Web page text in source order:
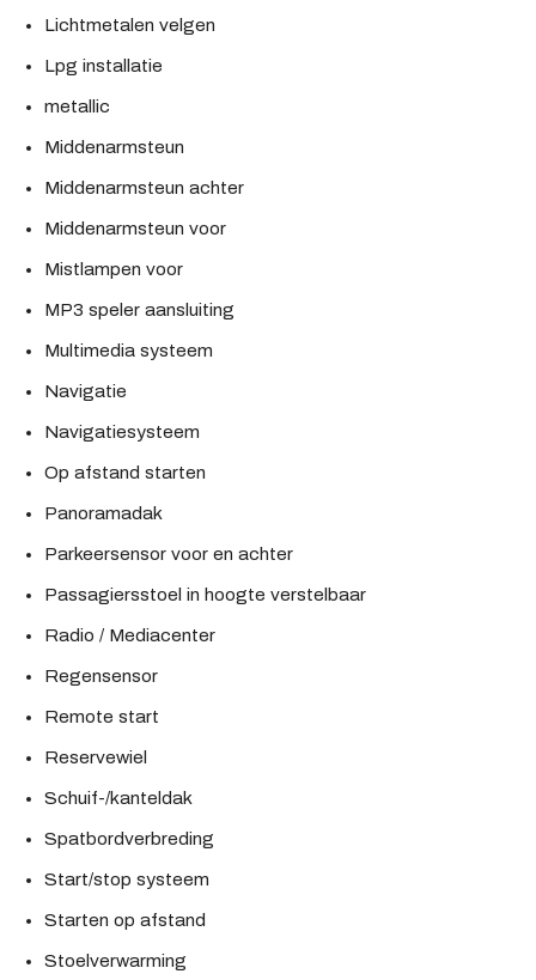
Lichtmetalen velgen
Lpg installatie
metallic
Middenarmsteun
Middenarmsteun achter
Middenarmsteun voor
Mistlampen voor
MP3 speler aansluiting
Multimedia systeem
Navigatie
Navigatiesysteem
Op afstand starten
Panoramadak
Parkeersensor voor en achter
Passagiersstoel in hoogte verstelbaar
Radio / Mediacenter
Regensensor
Remote start
Reservewiel
Schuif-/kanteldak
Spatbordverbreding
Start/stop systeem
Starten op afstand
Stoelverwarming